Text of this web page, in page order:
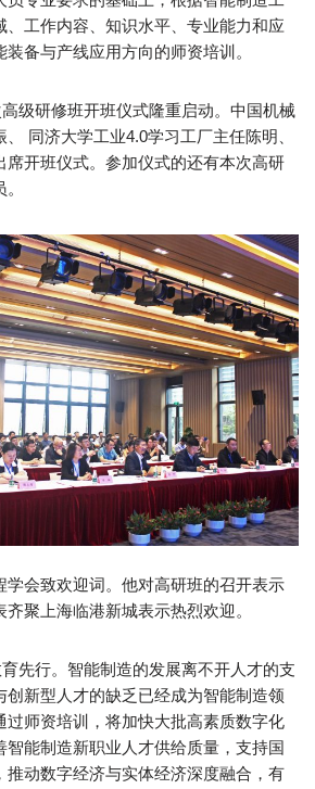
、工作内容、知识水平、专业能力和应
备与产线应用方向的师资培训。
级研修班开班仪式隆重启动。中国机械
同济大学工业4.0学习工厂主任陈明、
席开班仪式。参加仪式的还有本次高研
学会致欢迎词。他对高研班的召开表示
聚上海临港新城表示热烈欢迎。
先行。智能制造的发展离不开人才的支
创新型人才的缺乏已经成为智能制造领
过师资培训，将加快大批高素质数字化
智能制造新职业人才供给质量，支持国
推动数字经济与实体经济深度融合，有